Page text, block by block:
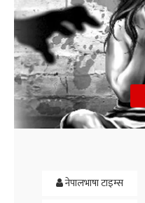
नेपालभाषा टाइम्स